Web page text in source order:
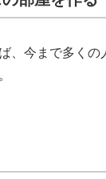
、今まで多く